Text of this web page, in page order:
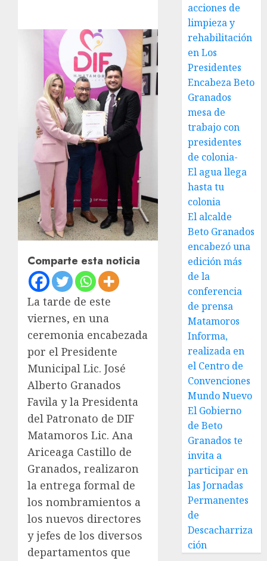
Comparte esta noticia
La tarde de este
viernes, en una
ceremonia encabezada
por el Presidente
Municipal Lic. José
Alberto Granados
Favila y la Presidenta
del Patronato de DIF
Matamoros Lic. Ana
Ariceaga Castillo de
Granados, realizaron
la entrega formal de
los nombramientos a
los nuevos directores
y jefes de los diversos
departamentos que
acciones de
limpieza y
rehabilitación
en Los
Presidentes
Encabeza Beto
Granados
mesa de
trabajo con
presidentes
de colonia-
El agua llega
hasta tu
colonia
El alcalde
Beto Granados
encabezó una
edición más
de la
conferencia
de prensa
Matamoros
Informa,
realizada en
el Centro de
Convenciones
Mundo Nuevo
El Gobierno
de Beto
Granados te
invita a
participar en
las Jornadas
Permanentes
de
Descacharriza
ción